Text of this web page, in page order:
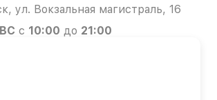
ул. Вокзальная магистраль, 16
с 10:00 до 21:00